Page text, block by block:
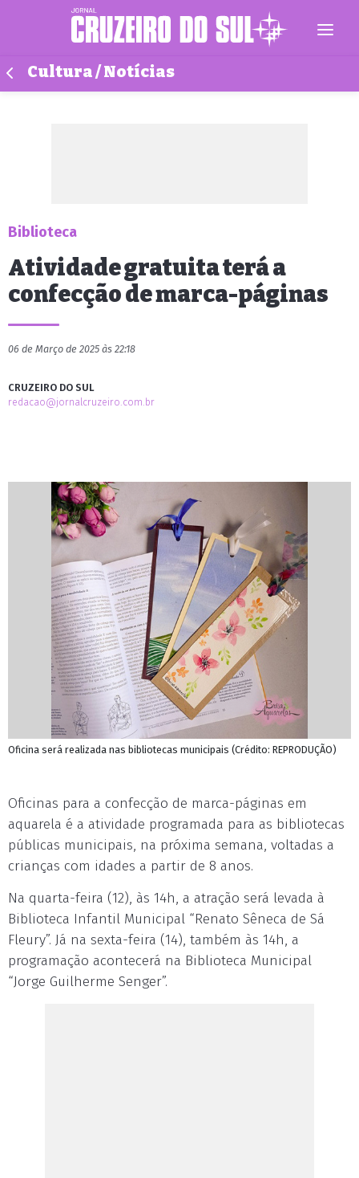
Cultura / Notícias
Biblioteca
Atividade gratuita terá a
confecção de marca-páginas
06 de Março de 2025 às 22:18
CRUZEIRO DO SUL
redacao@jornalcruzeiro.com.br
Oficina será realizada nas bibliotecas municipais (Crédito: REPRODUÇÃO)
Oficinas para a confecção de marca-páginas em
aquarela é a atividade programada para as bibliotecas
públicas municipais, na próxima semana, voltadas a
crianças com idades a partir de 8 anos.
Na quarta-feira (12), às 14h, a atração será levada à
Biblioteca Infantil Municipal “Renato Sêneca de Sá
Fleury”. Já na sexta-feira (14), também às 14h, a
programação acontecerá na Biblioteca Municipal
“Jorge Guilherme Senger”.